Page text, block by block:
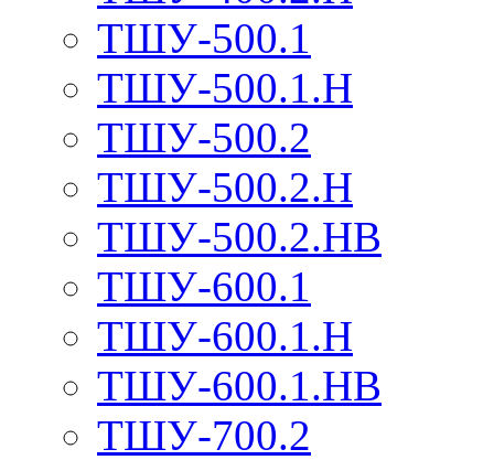
ТШУ-500.1
ТШУ-500.1.Н
ТШУ-500.2
ТШУ-500.2.Н
ТШУ-500.2.НВ
ТШУ-600.1
ТШУ-600.1.Н
ТШУ-600.1.НВ
ТШУ-700.2